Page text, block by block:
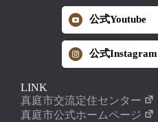
公式Youtube
公式Instagram
LINK
真庭市交流定住センター
真庭市公式ホームページ